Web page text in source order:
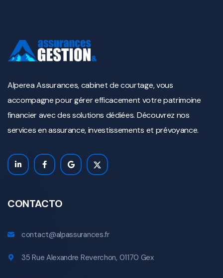
Alperea Assurances, cabinet de courtage, vous
accompagne pour gérer efficacement votre patrimoine
financier avec des solutions dédiées. Découvrez nos
services en assurance, investissements et prévoyance.
CONTACTO
contact@alpassurances.fr
35 Rue Alexandre Reverchon, 01170 Gex